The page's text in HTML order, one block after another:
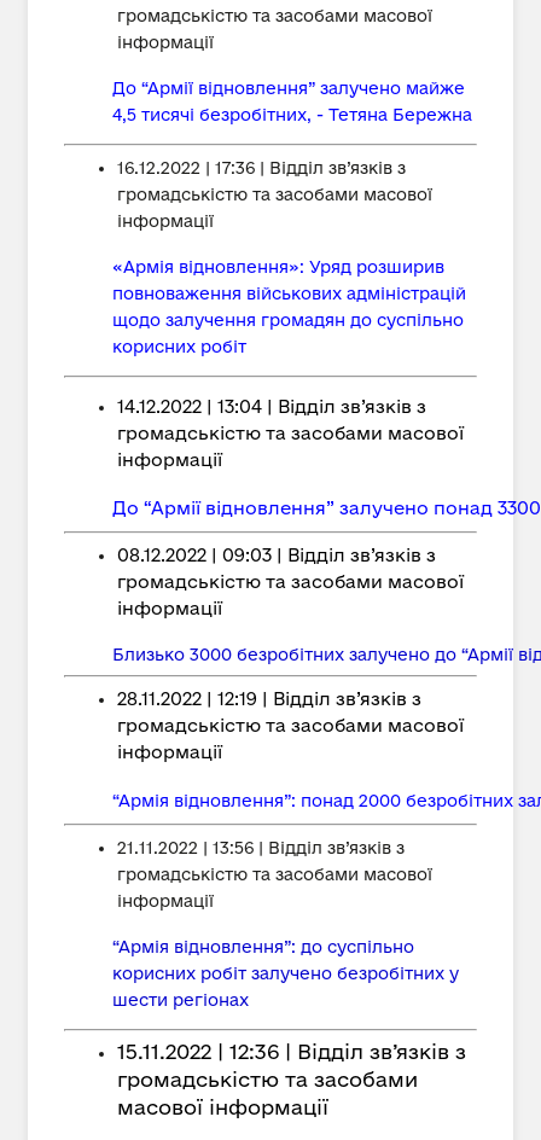
громадськістю та засобами масової
інформації
До “Армії відновлення” залучено майже
4,5 тисячі безробітних, - Тетяна Бережна
16.12.2022 | 17:36 | Відділ зв’язків з
громадськістю та засобами масової
інформації
«Армія відновлення»: Уряд розширив
повноваження військових адміністрацій
щодо залучення громадян до суспільно
корисних робіт
14.12.2022 | 13:04 | Відділ зв’язків з
громадськістю та засобами масової
інформації
До “Армії відновлення” залучено понад
08.12.2022 | 09:03 | Відділ зв’язків з
громадськістю та засобами масової
інформації
Близько 3000 безробітних залучено до “Армії
28.11.2022 | 12:19 | Відділ зв’язків з
громадськістю та засобами масової
інформації
“Армія відновлення”: понад 2000 безробітних
21.11.2022 | 13:56 | Відділ зв’язків з
громадськістю та засобами масової
інформації
“Армія відновлення”: до суспільно
корисних робіт залучено безробітних у
шести регіонах
15.11.2022 | 12:36 | Відділ зв’язків з
громадськістю та засобами
масової інформації